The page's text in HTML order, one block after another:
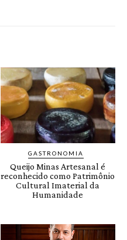
GASTRONOMIA
Queijo Minas Artesanal é
reconhecido como Patrimônio
Cultural Imaterial da
Humanidade